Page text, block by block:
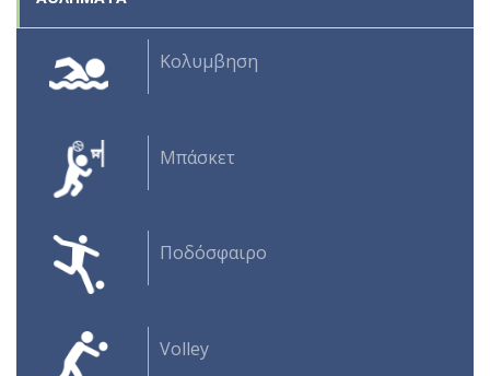
Κολυμβηση
Μπάσκετ
Ποδόσφαιρο
Volley